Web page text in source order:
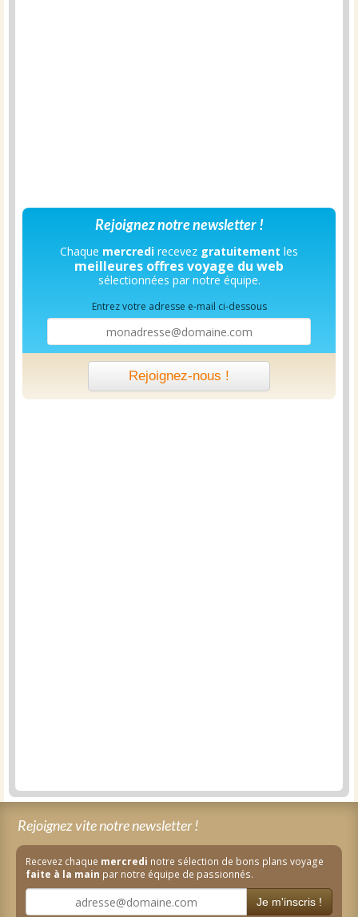
Rejoignez notre newsletter !
Chaque mercredi recevez gratuitement les
meilleures offres voyage du web
sélectionnées par notre équipe.
Entrez votre adresse e-mail ci-dessous
Rejoignez-nous !
Rejoignez vite notre newsletter !
Recevez chaque mercredi notre sélection de bons plans voyage
faite à la main par notre équipe de passionnés.
Je m'inscris !